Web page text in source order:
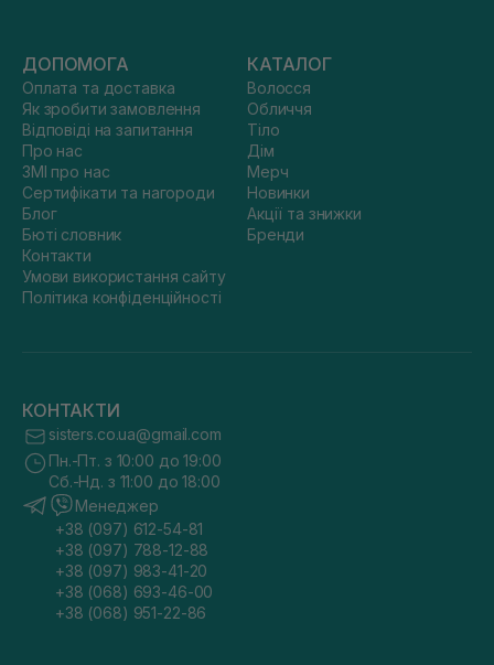
ДОПОМОГА
Оплата та доставка
Як зробити замовлення
Відповіді на запитання
Про нас
ЗМІ про нас
Сертифікати та нагороди
Блог
Бюті словник
Контакти
Умови використання сайту
Політика конфіденційності
КАТАЛОГ
Волосся
Обличчя
Тіло
Дім
Мерч
Новинки
Акції та знижки
Бренди
КОНТАКТИ
sisters.co.ua@gmail.com
Пн.-Пт. з 10:00 до 19:00
Сб.-Нд. з 11:00 до 18:00
Менеджер
+38 (097) 612-54-81
+38 (097) 788-12-88
+38 (097) 983-41-20
+38 (068) 693-46-00
+38 (068) 951-22-86